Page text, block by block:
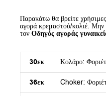
Παρακάτω θα βρείτε
αγορά κρεμαστού/κολιέ. Μην
τον Οδηγός αγοράς
30εκ Κολάρο:
36εκ Choker: